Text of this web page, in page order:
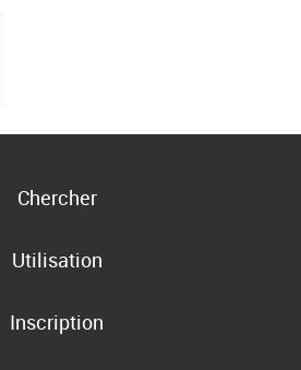
Chercher
Utilisation
Inscription